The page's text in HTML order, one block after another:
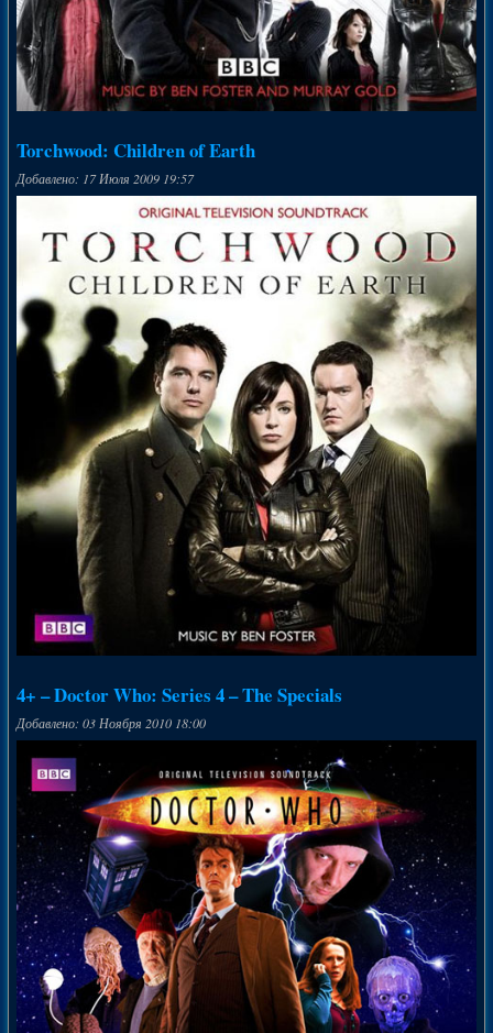
Torchwood: Children of Earth
Добавлено: 17 Июля 2009 19:57
4+ – Doctor Who: Series 4 – The Specials
Добавлено: 03 Ноября 2010 18:00